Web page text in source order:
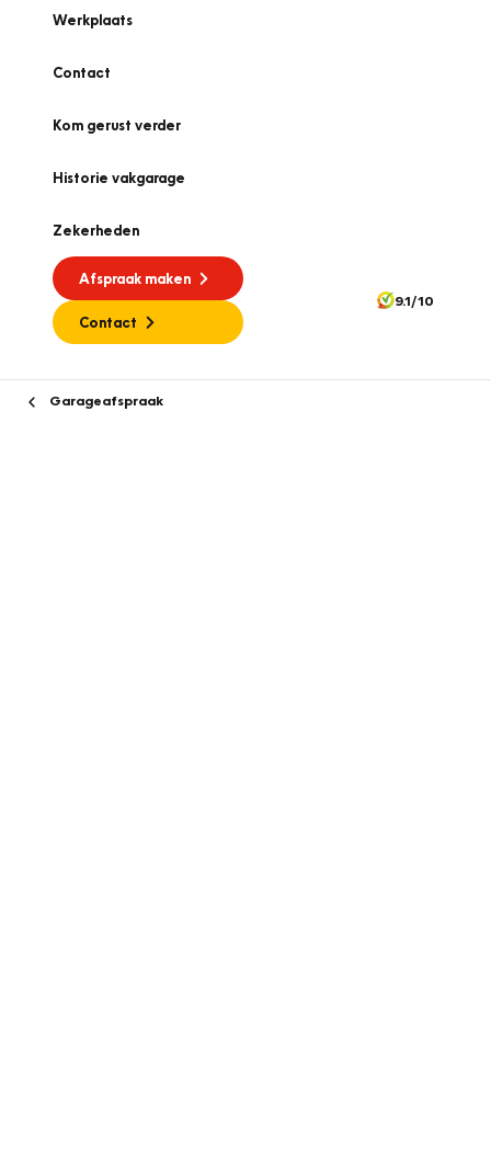
Werkplaats
Contact
Kom gerust verder
Historie vakgarage
Zekerheden
Afspraak maken
Contact
9.1/10
Garageafspraak